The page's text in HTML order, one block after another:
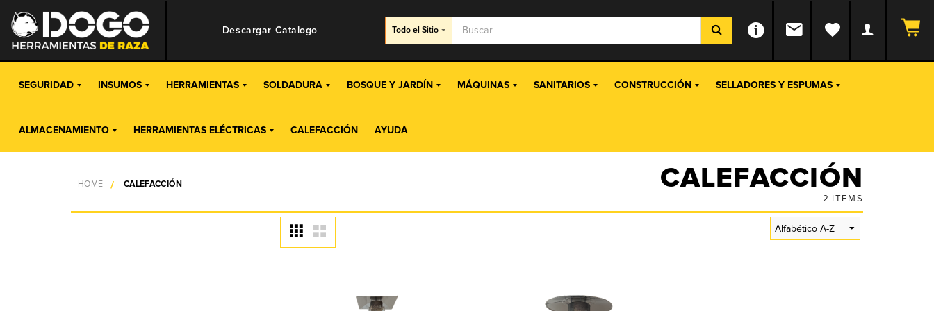
Descargar Catalogo Todo el Sitio
SEGURIDAD INSUMOS HERRAMIENTAS SOLDADURA BOSQUE Y JARDÍN MÁQUINAS SANITARIOS CONSTRUCCIÓN SELLADORES Y ESPUMAS
ALMACENAMIENTO HERRAMIENTAS ELÉCTRICAS CALEFACCIÓN AYUDA
CALEFACCIÓN
HOME CALEFACCIÓN
2 ITEMS